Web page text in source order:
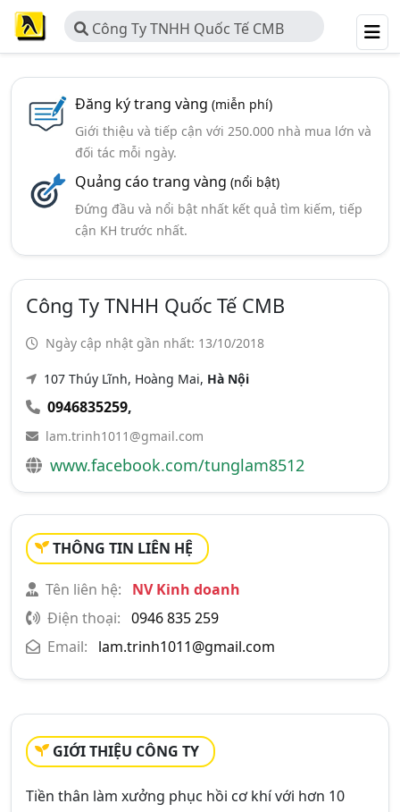
Công Ty TNHH Quốc Tế CMB
Đăng ký trang vàng (miễn phí)
Giới thiệu và tiếp cận với 250.000 nhà mua lớn và
đối tác mỗi ngày.
Quảng cáo trang vàng (nổi bật)
Đứng đầu và nổi bật nhất kết quả tìm kiếm, tiếp
cận KH trước nhất.
Công Ty TNHH Quốc Tế CMB
Ngày cập nhật gần nhất: 13/10/2018
107 Thúy Lĩnh, Hoàng Mai, Hà Nội
0946835259,
lam.trinh1011@gmail.com
www.facebook.com/tunglam8512
THÔNG TIN LIÊN HỆ
Tên liên hệ:
NV Kinh doanh
Điện thoại: 0946 835 259
Email:
lam.trinh1011@gmail.com
GIỚI THIỆU CÔNG TY
Tiền thân làm xưởng phục hồi cơ khí với hơn 10